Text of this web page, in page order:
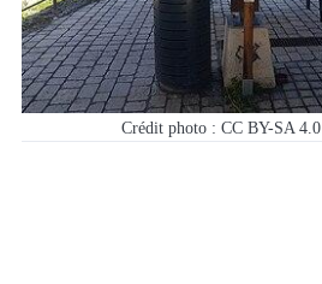
Crédit photo : CC BY-SA 4.0